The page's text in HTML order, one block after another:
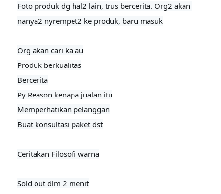
Foto produk dg hal2 lain, trus bercerita. Org2 akan
nanya2 nyrempet2 ke produk, baru masuk
Org akan cari kalau
Produk berkualitas
Bercerita
Py Reason kenapa jualan itu
Memperhatikan pelanggan
Buat konsultasi paket dst
Ceritakan Filosofi warna
Sold out dlm 2 menit